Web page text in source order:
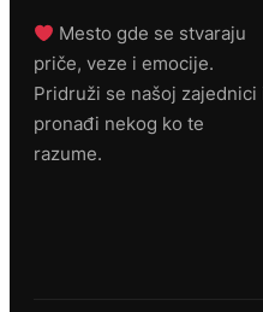
Mesto gde se stvaraju
priče, veze i emocije.
Pridruži se našoj zajednici
pronađi nekog ko te
razume.